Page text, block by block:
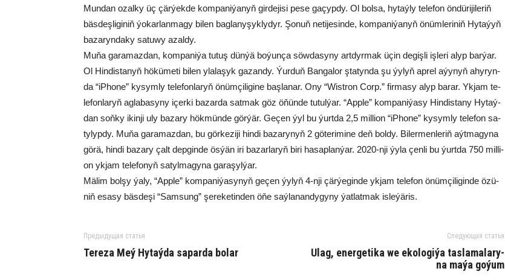
Mun­dan ozal­ky üç çär­ýek­de kom­pa­ni­ýa­nyň gir­de­ji­si pe­se ga­çyp­dy. Ol bol­sa, hy­taý­ly te­le­fon ön­dü­ri­ji­le­riň
bäs­deş­li­gi­niň ýo­kar­lan­ma­gy bi­len bag­la­ny­şyk­ly­dyr. Şo­nuň ne­ti­je­sin­de, kom­pa­ni­ýa­nyň önüm­le­ri­niň Hy­ta­ýyň
ba­za­ryn­da­ky sa­tu­wy azal­dy.
Mu­ňa ga­ra­maz­dan, kom­pa­ni­ýa tu­tuş dün­ýä bo­ýun­ça söw­da­sy­ny art­dyr­mak üçin de­giş­li iş­le­ri alyp bar­ýar.
Ol Hin­dis­ta­nyň hö­kü­me­ti bi­len yla­la­şyk ga­zan­dy. Ýur­duň Ban­ga­lor şta­tyn­da şu ýy­lyň ap­rel aýy­nyň ahy­ryn­
da “iP­ho­ne” ky­sym­ly te­le­fon­la­ryň önüm­çi­li­gi­ne baş­la­nar. Ony “Wist­ron Corp.” fir­ma­sy alyp ba­rar. Yk­jam te­
le­fon­la­ryň ag­la­ba­sy­ny içer­ki ba­zar­da sat­mak göz öňün­de tu­tul­ýar. “App­le” kom­pa­ni­ýa­sy Hin­dis­ta­ny Hy­taý­
dan soň­ky ikin­ji uly ba­za­ry hök­mün­de gör­ýär. Ge­çen ýyl bu ýurt­da 2,5 mil­li­on “iP­ho­ne” ky­sym­ly te­le­fon sa­
ty­lyp­dy. Mu­ňa ga­ra­maz­dan, bu gör­ke­zi­ji hin­di ba­za­ry­nyň 2 gö­te­ri­mi­ne deň bol­dy. Bi­ler­men­le­riň aýt­ma­gy­na
gö­rä, hin­di ba­za­ry çalt dep­gin­de ös­ýän iri ba­zar­la­ryň bi­ri ha­sap­lan­ýar. 2020-nji ýy­la çen­li bu ýurt­da 750 mil­li­
on yk­jam te­le­fo­nyň sa­tyl­ma­gy­na ga­ra­şyl­ýar.
Mä­lim bol­şy ýa­ly, “App­le” kom­pa­ni­ýa­sy­nyň ge­çen ýy­lyň 4-nji çär­ýe­gin­de yk­jam te­le­fon önüm­çi­li­gin­de özü­
niň esa­sy bäs­de­şi “Sam­sung” şe­re­ke­tin­den öňe saý­la­nan­dy­gy­ny ýat­lat­mak is­le­ýä­ris.
Предыдущая статья
Te­re­za Meý Hy­taý­da sa­par­da bo­lar
Следующая статья
Ulag, ener­ge­ti­ka we eko­lo­gi­ýa tas­la­ma­la­ry­
na ma­ýa go­ýum